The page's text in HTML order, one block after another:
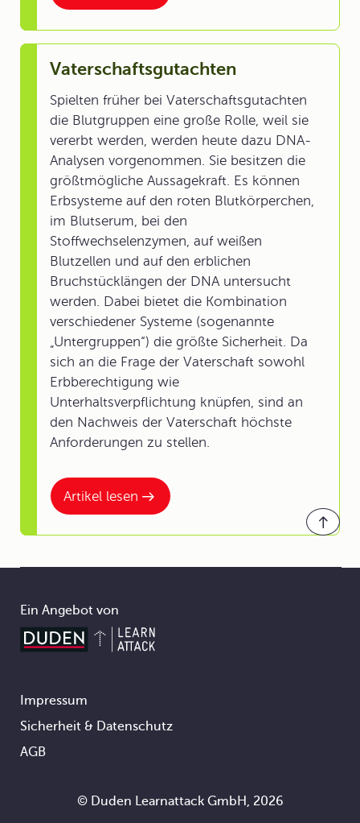
Artikel lesen
Vaterschaftsgutachten
Spielten früher bei Vaterschaftsgutachten
die Blutgruppen eine große Rolle, weil sie
vererbt werden, werden heute dazu DNA-
Analysen vorgenommen. Sie besitzen die
größtmögliche Aussagekraft. Es können
Erbsysteme auf den roten Blutkörperchen,
im Blutserum, bei den
Stoffwechselenzymen, auf weißen
Blutzellen und auf den erblichen
Bruchstücklängen der DNA untersucht
werden. Dabei bietet die Kombination
verschiedener Systeme (sogenannte
„Untergruppen“) die größte Sicherheit. Da
sich an die Frage der Vaterschaft sowohl
Erbberechtigung wie
Unterhaltsverpflichtung knüpfen, sind an
den Nachweis der Vaterschaft höchste
Anforderungen zu stellen.
Ein Angebot von
Footer
Impressum
Sicherheit & Datenschutz
AGB
© Duden Learnattack GmbH, 2026